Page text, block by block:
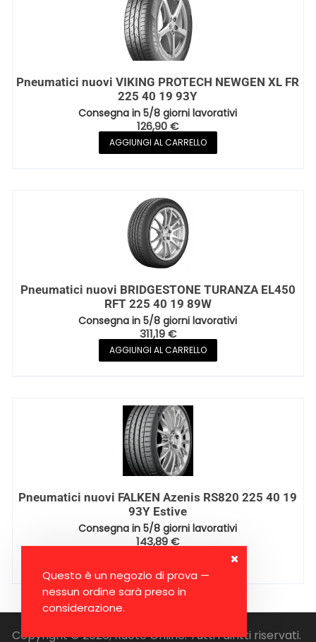
Questo è un negozio di prova —
nessun ordine sarà preso in
considerazione.
Pneumatici nuovi VIKING PROTECH NEWGEN XL FR
225 40 19 93Y
Consegna in 5/8 giorni lavorativi
126,90€
AGGIUNGI AL CARRELLO
Pneumatici nuovi BRIDGESTONE TURANZA EL450
RFT 225 40 19 89W
Consegna in 5/8 giorni lavorativi
311,19€
AGGIUNGI AL CARRELLO
Pneumatici nuovi FALKEN Azenis RS820 225 40 19
93Y Estive
Consegna in 5/8 giorni lavorativi
143,89€
Copyright © 2026, Ruote Online. Tutti i diritti riservati.